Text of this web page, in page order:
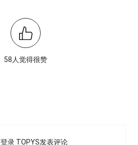
58人觉得很赞
录 TOPYS发表评论